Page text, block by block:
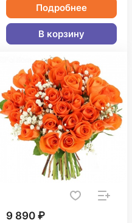
Подробнее
В корзину
9 890 ₽